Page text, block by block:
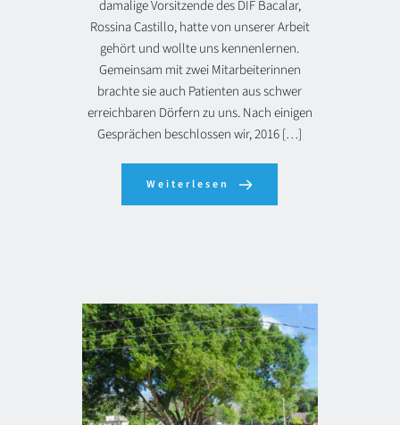
damalige Vorsitzende des DIF Bacalar,
Rossina Castillo, hatte von unserer Arbeit
gehört und wollte uns kennenlernen.
Gemeinsam mit zwei Mitarbeiterinnen
brachte sie auch Patienten aus schwer
erreichbaren Dörfern zu uns. Nach einigen
Gesprächen beschlossen wir, 2016 […]
Weiterlesen